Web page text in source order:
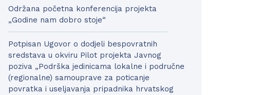
Održana početna konferencija projekta
„Godine nam dobro stoje“
Potpisan Ugovor o dodjeli bespovratnih
sredstava u okviru Pilot projekta Javnog
poziva „Podrška jedinicama lokalne i područne
(regionalne) samouprave za poticanje
povratka i useljavanja pripadnika hrvatskog